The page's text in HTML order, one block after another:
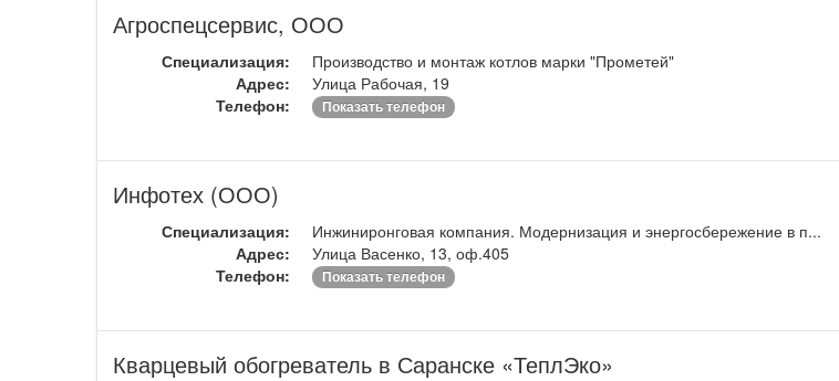
Агроспецсервис, ООО
Специализация:
Производство и монтаж котлов марки "Прометей"
Адрес:
Улица Рабочая, 19
Телефон:
Показать телефон
Инфотех (ООО)
Специализация:
Инжиниронговая компания. Модернизация и энергосбережение в п...
Адрес:
Улица Васенко, 13, оф.405
Телефон:
Показать телефон
Кварцевый обогреватель в Саранске «ТеплЭко»